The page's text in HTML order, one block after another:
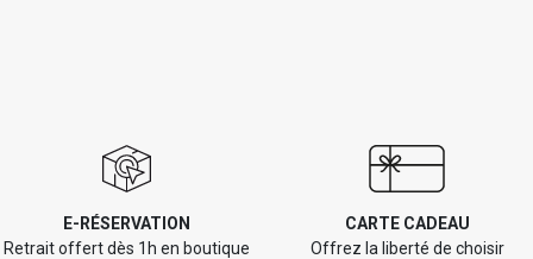
E-RÉSERVATION
Retrait offert dès 1h en boutique
CARTE CADEAU
Offrez la liberté de choisir